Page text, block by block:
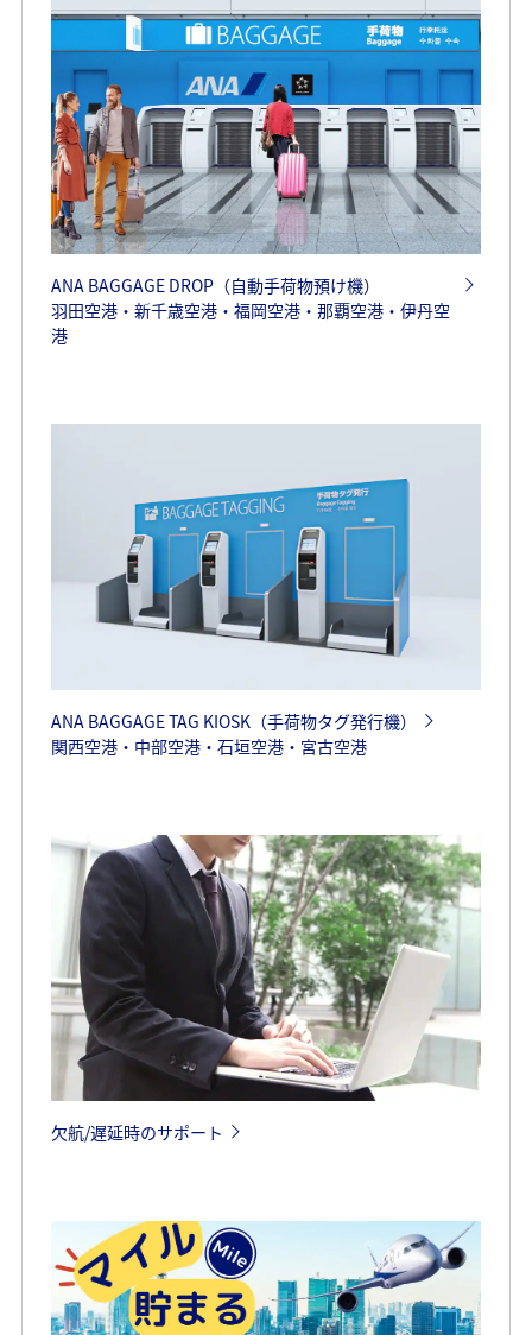
ANA BAGGAGE DROP（自動手荷物預け機）
羽田空港・新千歳空港・福岡空港・那覇空港・伊丹空
港
ANA BAGGAGE TAG KIOSK（手荷物タグ発行機）
関西空港・中部空港・石垣空港・宮古空港
欠航/遅延時のサポート